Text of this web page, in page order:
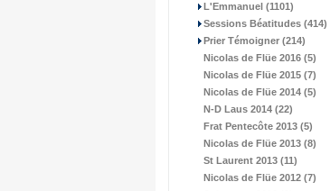
L'Emmanuel (1101)
Sessions Béatitudes (414)
Prier Témoigner (214)
Nicolas de Flüe 2016 (5)
Nicolas de Flüe 2015 (7)
Nicolas de Flüe 2014 (5)
N-D Laus 2014 (22)
Frat Pentecôte 2013 (5)
Nicolas de Flüe 2013 (8)
St Laurent 2013 (11)
Nicolas de Flüe 2012 (7)